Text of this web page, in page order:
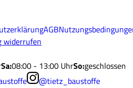
AGB
widerrufen
Sa:08:00 - 13:00 UhrSo:geschlossen
@tietz_baustoffe